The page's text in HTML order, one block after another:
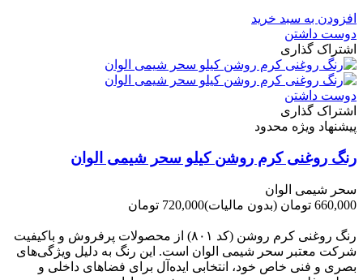
افزودن به سبد خرید
دوست داشتن
اشتراک گذاری
دوست داشتن
اشتراک گذاری
پیشنهاد ویژه محدود
رنگ روغنی کرم روشن کیلو سحر شیمی الوان
سحر شیمی الوان
660,000 تومان
(بدون مالیات)720,000 تومان
رنگ روغنی کرم روشن (کد ۸۰۱) از محصولات پرفروش و باکیفیت
شرکت‌ معتبر سحر شیمی الوان است. این رنگ به دلیل ویژگی‌های
بصری و فنی خاص خود، انتخابی ایده‌آل برای فضاهای داخلی و